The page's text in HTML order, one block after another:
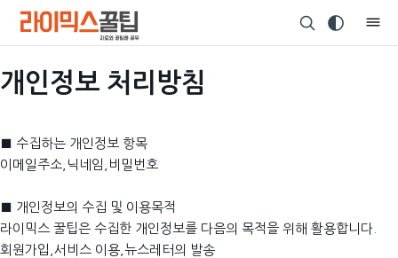
개인정보 처리방침
■ 수집하는 개인정보 항목
이메일주소,닉네임,비밀번호
■ 개인정보의 수집 및 이용목적
라이믹스 꿀팁은 수집한 개인정보를 다음의 목적을 위해 활용합니다.
회원가입,서비스 이용,뉴스레터의 발송